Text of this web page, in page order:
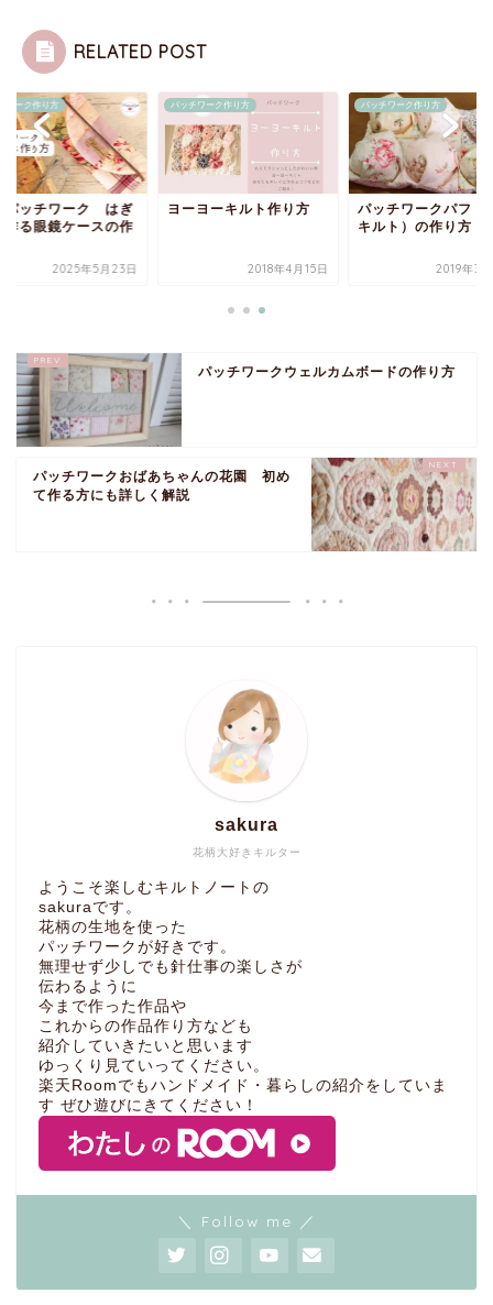
RELATED POST
ワーク作り方
パッチワーク はぎ
作る眼鏡ケースの作
2025年5月23日
パッチワーク作り方
ヨーヨーキルト作り方
2018年4月15日
パッチワーク作り方
パッチワークパフ（
キルト）の作り方
2019年3
パッチワークウェルカムボードの作り方
パッチワークおばあちゃんの花園 初め
て作る方にも詳しく解説
花柄大好きキルター
sakura
ようこそ楽しむキルトノートの
sakuraです。
花柄の生地を使った
パッチワークが好きです。
無理せず少しでも針仕事の楽しさが
伝わるように
今まで作った作品や
これからの作品作り方なども
紹介していきたいと思います
ゆっくり見ていってください。
楽天Roomでもハンドメイド・暮らしの紹介をしていま
す ぜひ遊びにきてください！
＼ Follow me ／